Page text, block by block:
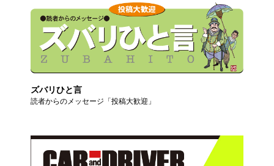
ズバリひと言
読者からのメッセージ「投稿大歓迎」